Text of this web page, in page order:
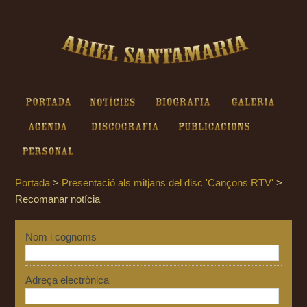
Portada Notícies Biografia Galeria
Agenda Discografia Publicacions
Personal
Portada > Presentació als mitjans del disc 'Cançons RTV' >
Recomanar notícia
Nom i cognoms
Adreça electrònica